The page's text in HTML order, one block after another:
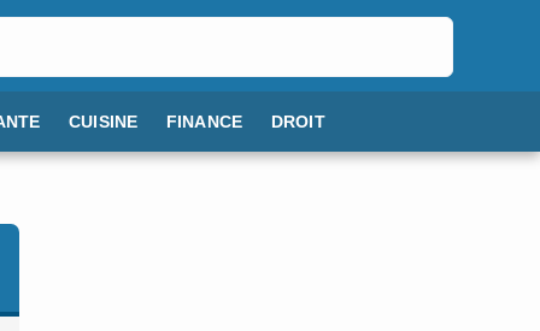
CUISINE FINANCE DROIT